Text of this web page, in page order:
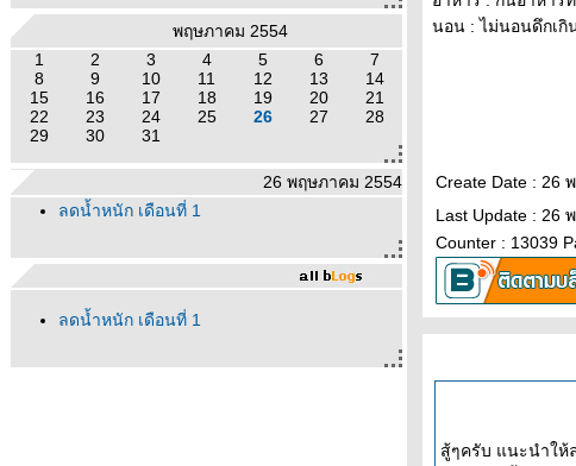
พฤษภาคม 2554
1
2 3 4 5 6
7
8
9 10 11 12 13
14
15
16 17 18 19 20
21
22
23 24 25 26 27
28
29
30 31
26 พฤษภาคม 2554
ลดน้ำหนัก เดือนที่ 1
ลดน้ำหนัก เดือนที่ 1
นอน : ไม่นอนดึกเกิ
Create Date : 26
Last Update : 26
Counter : 13039
สู้ๆครับ แนะนำให้